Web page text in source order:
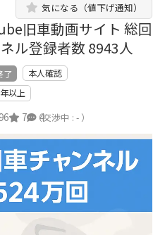
旧車動画サイト 総回
ル登録者数 8943人
気になる（値下げ通知）
了
本人確認
以上
7 4
（交渉中 : - ）